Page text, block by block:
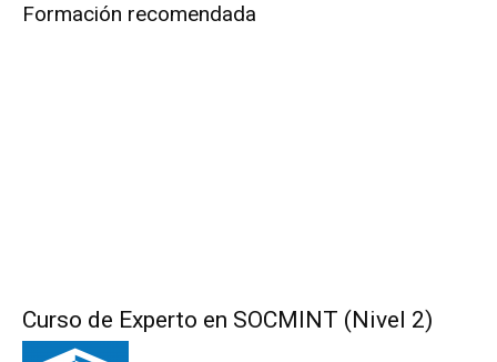
Formación recomendada
Curso de Experto en SOCMINT (Nivel 2)